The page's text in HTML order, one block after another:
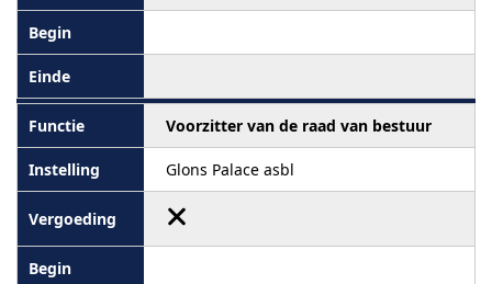
Voorzitter van de raad van bestuur
Glons Palace asbl